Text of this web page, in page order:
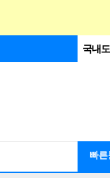
국내
빠른